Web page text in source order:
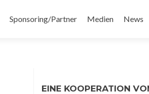
Sponsoring/Partner Medien News
EINE KOOPERATION